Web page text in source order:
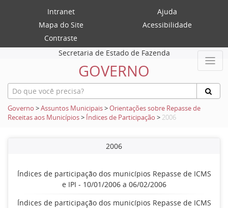
Intranet
Ajuda
Mapa do Site
Acessibilidade
Contraste
Secretaria de Estado de Fazenda
GOVERNO
Governo >Assuntos Municipais>Orientações sobre Repasse de
Receitas aos Municípios> Índices de Participação > 2006
2006
Índices de participação dos municípios Repasse de ICMS
e IPI - 10/01/2006 a 06/02/2006
Índices de participação dos municípios Repasse de ICMS